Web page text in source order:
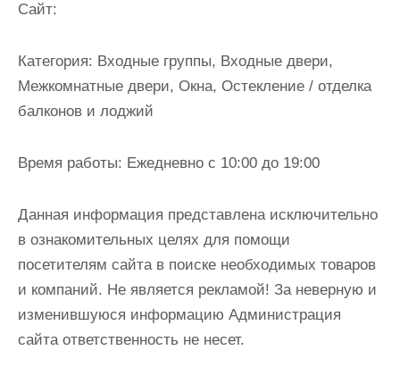
Cайт:
Категория: Входные группы, Входные двери,
Межкомнатные двери, Окна, Остекление / отделка
балконов и лоджий
Время работы: Ежедневно с 10:00 до 19:00
Данная информация представлена исключительно
в ознакомительных целях для помощи
посетителям сайта в поиске необходимых товаров
и компаний. Не является рекламой! За неверную и
изменившуюся информацию Администрация
сайта ответственность не несет.